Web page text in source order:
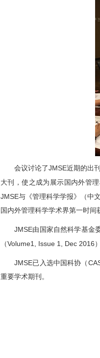
会议讨论了JMSE近期的出
大刊，使之成为展示国内外管
JMSE与《管理科学学报》（中
国内外管理科学学术界第一时间
JMSE由国家自然科学基金
（Volume1, Issue 1, Dec 2016
JMSE已入选中国科协（
重要学术期刊。